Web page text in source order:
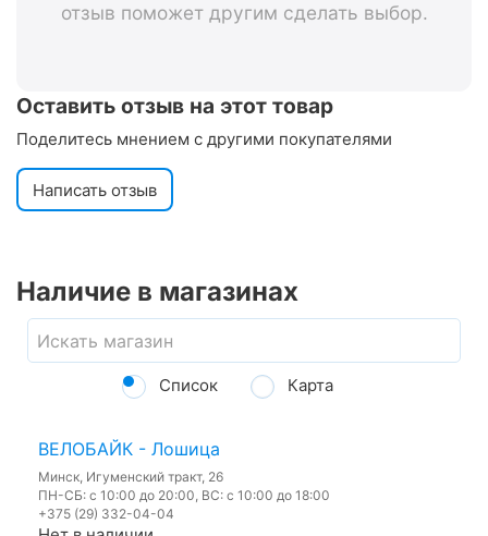
отзыв поможет другим сделать выбор.
Оставить отзыв на этот товар
Поделитесь мнением с другими покупателями
Написать отзыв
Наличие в магазинах
Список Карта
ВЕЛОБАЙК - Лошица
Минск, Игуменский тракт, 26
ПН-СБ: с 10:00 до 20:00, ВС: с 10:00 до 18:00
+375 (29) 332-04-04